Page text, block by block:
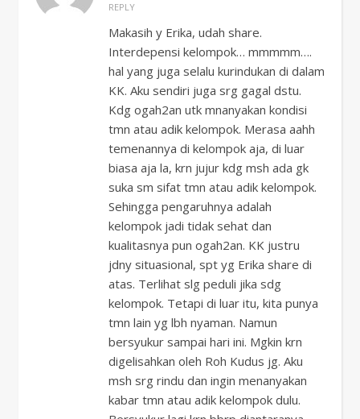
REPLY
Makasih y Erika, udah share.
Interdepensi kelompok… mmmmm….
hal yang juga selalu kurindukan di dalam
KK. Aku sendiri juga srg gagal dstu.
Kdg ogah2an utk mnanyakan kondisi
tmn atau adik kelompok. Merasa aahh
temenannya di kelompok aja, di luar
biasa aja la, krn jujur kdg msh ada gk
suka sm sifat tmn atau adik kelompok.
Sehingga pengaruhnya adalah
kelompok jadi tidak sehat dan
kualitasnya pun ogah2an. KK justru
jdny situasional, spt yg Erika share di
atas. Terlihat slg peduli jika sdg
kelompok. Tetapi di luar itu, kita punya
tmn lain yg lbh nyaman. Namun
bersyukur sampai hari ini. Mgkin krn
digelisahkan oleh Roh Kudus jg. Aku
msh srg rindu dan ingin menanyakan
kabar tmn atau adik kelompok dulu.